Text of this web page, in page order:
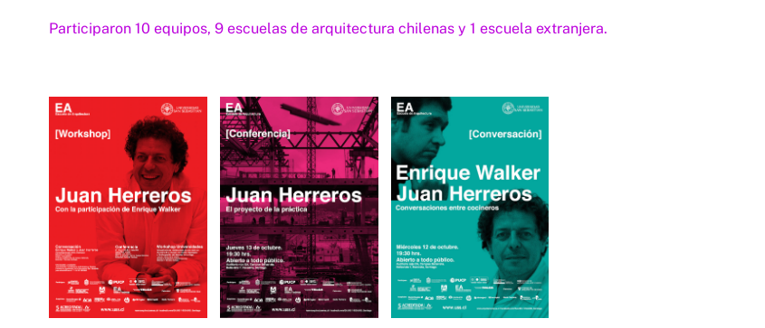
Participaron 10 equipos, 9 escuelas de arquitectura chilenas y 1 escuela extranjera.